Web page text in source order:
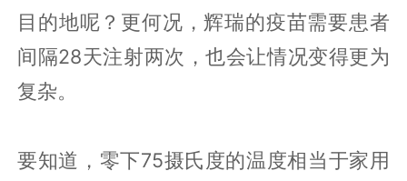
目的地呢？更何况，辉瑞的疫苗需要患者
间隔28天注射两次，也会让情况变得更为
复杂。
要知道，零下75摄氏度的温度相当于家用